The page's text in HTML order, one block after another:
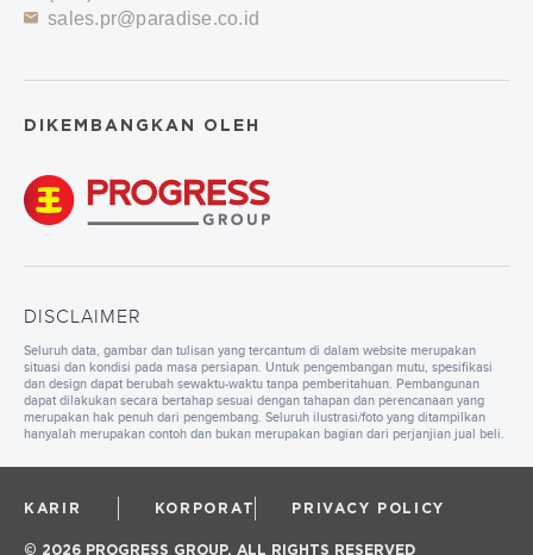
sales.pr@paradise.co.id
DIKEMBANGKAN OLEH
DISCLAIMER
Seluruh data, gambar dan tulisan yang tercantum di dalam website merupakan
situasi dan kondisi pada masa persiapan. Untuk pengembangan mutu, spesifikasi
dan design dapat berubah sewaktu-waktu tanpa pemberitahuan. Pembangunan
dapat dilakukan secara bertahap sesuai dengan tahapan dan perencanaan yang
merupakan hak penuh dari pengembang. Seluruh ilustrasi/foto yang ditampilkan
hanyalah merupakan contoh dan bukan merupakan bagian dari perjanjian jual beli.
KARIR KORPORAT PRIVACY POLICY
© 2026 PROGRESS GROUP. ALL RIGHTS RESERVED